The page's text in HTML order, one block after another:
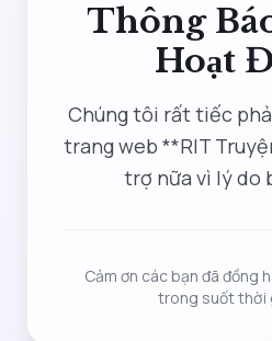
Thông
Hoạt
Chúng tôi rất tiếc
trang web **RIT
trợ nữa vì lý do
Cảm ơn các bạn đã đồng
trong suốt thời